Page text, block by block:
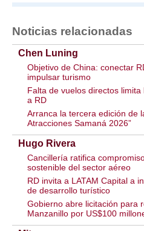
Noticias relacionadas
Chen Luning
Objetivo de China: conectar
impulsar turismo
Falta de vuelos directos
a RD
Arranca la tercera edición de
Atracciones Samaná 2026”
Hugo Rivera
Cancillería ratifica
sostenible del sector aéreo
RD invita a LATAM Capital a
de desarrollo turístico
Gobierno abre licitación para
Manzanillo por US$100